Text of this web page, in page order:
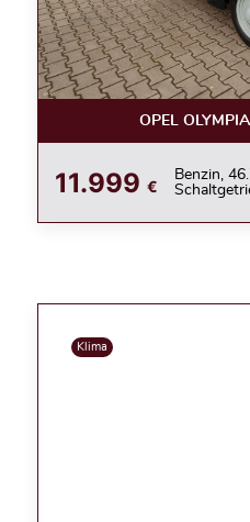
OPEL
11.999 €
Benzin,
Klima